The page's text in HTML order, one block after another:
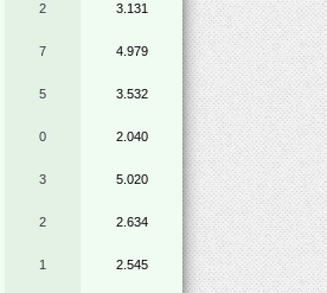
2 3.131
7 4.979
5 3.532
0 2.040
3 5.020
2 2.634
1 2.545